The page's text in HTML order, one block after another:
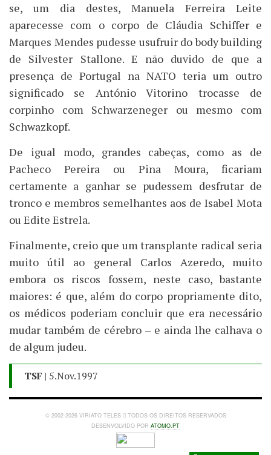
se, um dia destes, Manuela Ferreira Leite
aparecesse com o corpo de Cláudia Schiffer e
Marques Mendes pudesse usufruir do body building
de Silvester Stallone. E não duvido de que a
presença de Portugal na NATO teria um outro
significado se António Vitorino trocasse de
corpinho com Schwarzeneger ou mesmo com
Schwazkopf.
De igual modo, grandes cabeças, como as de
Pacheco Pereira ou Pina Moura, ficariam
certamente a ganhar se pudessem desfrutar de
tronco e membros semelhantes aos de Isabel Mota
ou Edite Estrela.
Finalmente, creio que um transplante radical seria
muito útil ao general Carlos Azeredo, muito
embora os riscos fossem, neste caso, bastante
maiores: é que, além do corpo propriamente dito,
os médicos poderiam concluir que era necessário
mudar também de cérebro – e ainda lhe calhava o
de algum judeu.
TSF | 5.Nov.1997
© 2002-2026 VIRIATO TELES TODOS OS DIREITOS RESERVADOS
DESENVOLVIDO POR ATOMO.PT